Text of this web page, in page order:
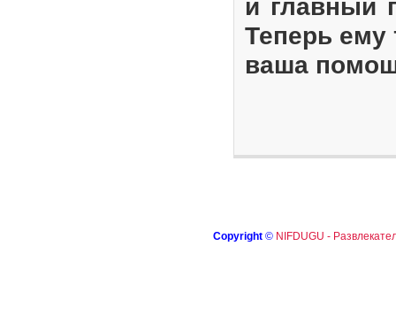
и главный
Теперь ему
ваша
Copyright © NIFDUGU -